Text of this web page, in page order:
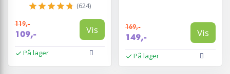
(624)
119,-
109,- Vis
På lager
169,-
149,- Vis
På lager